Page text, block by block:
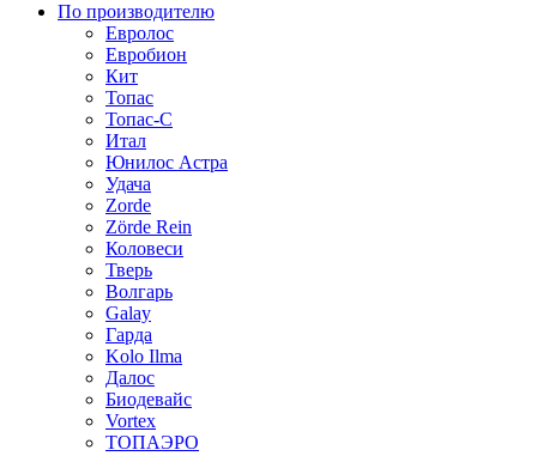
По производителю
Евролос
Евробион
Кит
Топас
Топас-С
Итал
Юнилос Астра
Удача
Zorde
Zörde Rein
Коловеси
Тверь
Волгарь
Galay
Гарда
Kolo Ilma
Далос
Биодевайс
Vortex
ТОПАЭРО